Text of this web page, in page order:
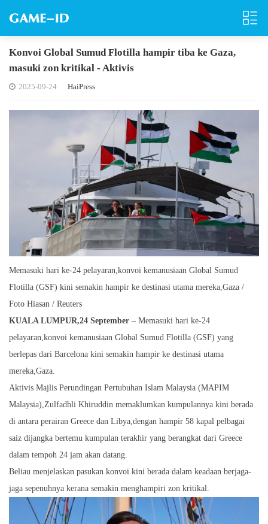
Konvoi Global Sumud Flotilla hampir tiba ke Gaza,
masuki zon kritikal - Aktivis
2025-09-24 HaiPress
Memasuki hari ke-24 pelayaran,konvoi kemanusiaan Global Sumud
Flotilla (GSF) kini semakin hampir ke destinasi utama mereka,Gaza /
Foto Hiasan / Reuters
KUALA LUMPUR,24 September – Memasuki hari ke-24
pelayaran,konvoi kemanusiaan Global Sumud Flotilla (GSF) yang
berlepas dari Barcelona kini semakin hampir ke destinasi utama
mereka,Gaza.
Aktivis Majlis Perundingan Pertubuhan Islam Malaysia (MAPIM
Malaysia),Zulfadhli Khiruddin memaklumkan kumpulannya kini berada
di antara perairan Greece dan Libya,dengan hampir 58 kapal pelbagai
saiz dijangka bertemu kumpulan terakhir yang berangkat dari Greece
dalam tempoh 24 jam akan datang.
Beliau menjelaskan pasukan konvoi kini berada dalam keadaan berjaga-
jaga sepenuhnya kerana semakin menghampiri zon kritikal.